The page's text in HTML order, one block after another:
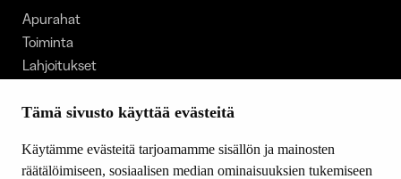
Tämä sivusto käyttää evästeitä
Käytämme evästeitä tarjoamamme sisällön ja mainosten
räätälöimiseen, sosiaalisen median ominaisuuksien tukemiseen
Apurahat
Toiminta
Lahjoitukset
Ajankohtaista
Yhteystiedot